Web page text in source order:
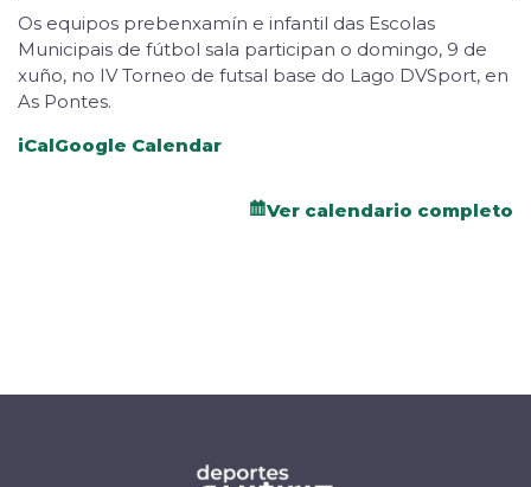
Os equipos prebenxamín e infantil das Escolas
Municipais de fútbol sala participan o domingo, 9 de
xuño, no IV Torneo de futsal base do Lago DVSport, en
As Pontes.
iCalGoogle Calendar
Ver calendario completo